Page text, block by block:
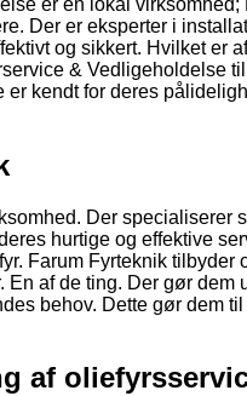
Der er eksperter i
og sikkert. Hvilket er
& Vedligeholdelse
er kendt for deres
Der specialiserer
hurtige og effektive
Farum Fyrteknik
En af de ting. Der gør
behov. Dette gør dem
af